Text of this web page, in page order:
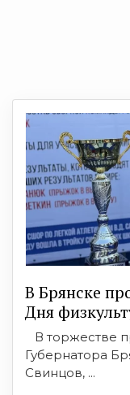
В Брянске
Дня
В торжестве
Губернатора
Свинцов, ...